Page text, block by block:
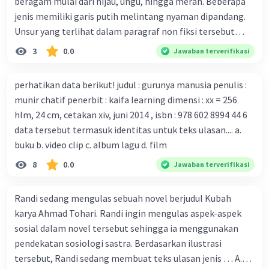
kekebalan, Melbourne, Julian Druce, menyatakan mereka
mengembangkan virus Corona versi laboratorium dari
tubuh pasien yang terinfeksi untuk uji coba. Tanggapan
yang sesuai dengan berita tersebut adalah ... A.
serangan virus Corona dengan menemukan vaksin virus
tersebut. B. Para ilmuan perlu segera mempelajari virus
corona yang menjadi masalah besar bagi kesehatan dunia
karena persebarannya sangat cepat. C. Masyarakat perlu
mawas diri dan menjaga kesehatan dalam menghadapi
serangan virus corona yang mulai menyebar di Indonesia,
D. Virus corona menjadi masalah besar bagi kesehatan
jenis memiliki garis putih melintang nyaman dipandang.
Unsur yang terlihat dalam paragraf non fiksi tersebut
adalah... A. cara menyajikan isi buku B. bahasa yang
digunakan C. tokoh dan penokohan D. penyajian alur cerita
3 0.0 Jawaban terverifikasi
perhatikan data berikut! judul : gurunya manusia penulis :
munir chatif penerbit : kaifa learning dimensi : xx = 256
hlm, 24 cm, cetakan xiv, juni 2014 , isbn : 978 602 8994 44 6
data tersebut termasuk identitas untuk teks ulasan.... a.
buku b. video clip c. album lagu d. film
8 0.0 Jawaban terverifikasi
Randi sedang mengulas sebuah novel berjudul Kubah
karya Ahmad Tohari. Randi ingin mengulas aspek-aspek
sosial dalam novel tersebut sehingga ia menggunakan
pendekatan sosiologi sastra. Berdasarkan ilustrasi
tersebut, Randi sedang membuat teks ulasan jenis … A.